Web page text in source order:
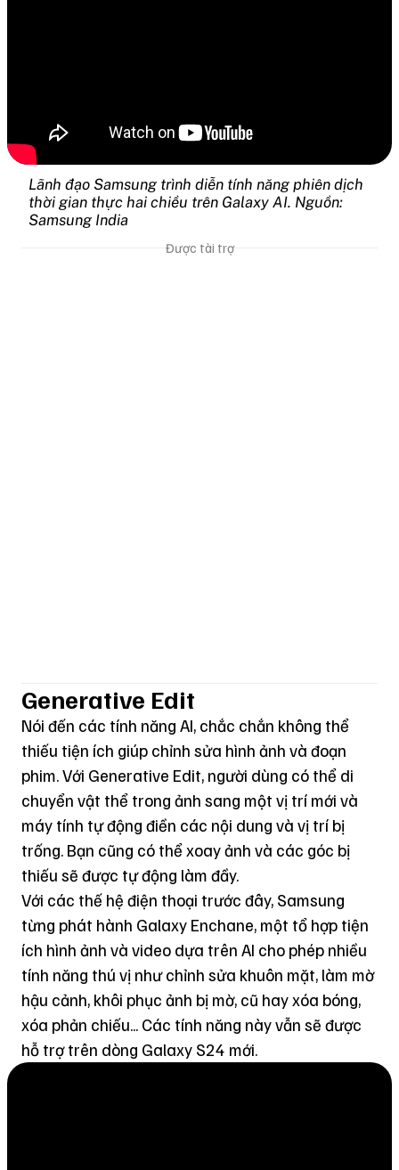
Lãnh đạo Samsung trình diễn tính năng phiên dịch
thời gian thực hai chiều trên Galaxy AI. Nguồn:
Samsung India
Được tài trợ
Generative Edit
Nói đến các tính năng AI, chắc chắn không thể
thiếu tiện ích giúp chỉnh sửa hình ảnh và đoạn
phim. Với Generative Edit, người dùng có thể di
chuyển vật thể trong ảnh sang một vị trí mới và
máy tính tự động điền các nội dung và vị trí bị
trống. Bạn cũng có thể xoay ảnh và các góc bị
thiếu sẽ được tự động làm đầy.
Với các thế hệ điện thoại trước đây, Samsung
từng phát hành Galaxy Enchane, một tổ hợp tiện
ích hình ảnh và video dựa trên AI cho phép nhiều
tính năng thú vị như chỉnh sửa khuôn mặt, làm mờ
hậu cảnh, khôi phục ảnh bị mờ, cũ hay xóa bóng,
xóa phản chiếu... Các tính năng này vẫn sẽ được
hỗ trợ trên dòng Galaxy S24 mới.